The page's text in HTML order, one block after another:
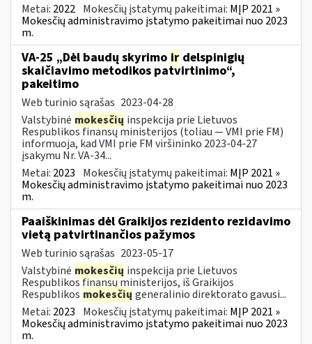
Metai: 2022 Mokesčių įstatymų pakeitimai: MĮP 2021 »
Mokesčių administravimo įstatymo pakeitimai nuo 2023
m.
VA-25 „Dėl baudų skyrimo ir delspinigių
skaičiavimo metodikos patvirtinimo“,
pakeitimo
Web turinio sąrašas 2023-04-28
Valstybinė mokesčių inspekcija prie Lietuvos
Respublikos finansų ministerijos (toliau ― VMI prie FM)
informuoja, kad VMI prie FM viršininko 2023-04-27
įsakymu Nr. VA-34...
Metai: 2023 Mokesčių įstatymų pakeitimai: MĮP 2021 »
Mokesčių administravimo įstatymo pakeitimai nuo 2023
m.
Paaiškinimas dėl Graikijos rezidento rezidavimo
vietą patvirtinančios pažymos
Web turinio sąrašas 2023-05-17
Valstybinė mokesčių inspekcija prie Lietuvos
Respublikos finansų ministerijos, iš Graikijos
Respublikos mokesčių generalinio direktorato gavusi...
Metai: 2023 Mokesčių įstatymų pakeitimai: MĮP 2021 »
Mokesčių administravimo įstatymo pakeitimai nuo 2023
m.